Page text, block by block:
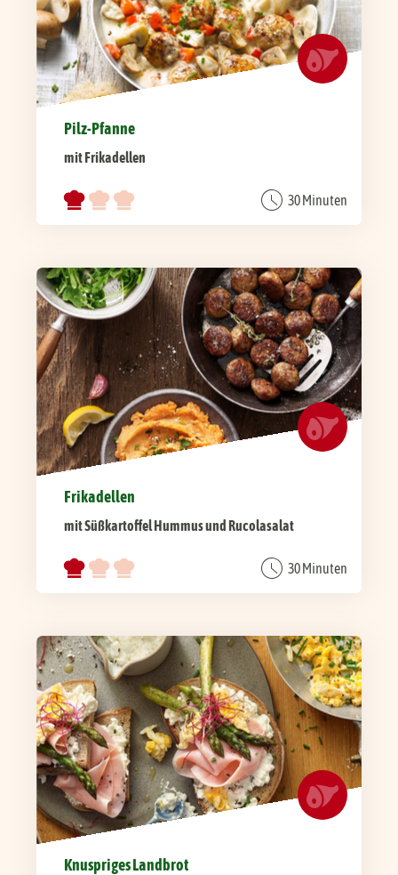
Pilz-Pfanne
mit Frikadellen
30 Minuten
Frikadellen
mit Süßkartoffel Hummus und Rucolasalat
30 Minuten
Knuspriges Landbrot